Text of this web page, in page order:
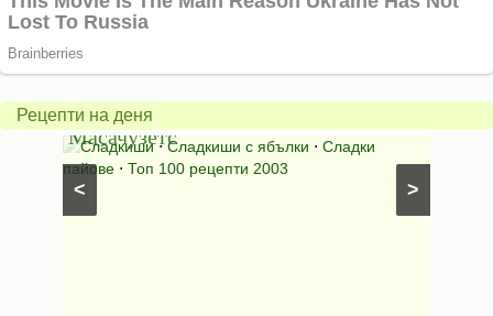
Рецепти на деня
>
<
Американски
ябълков
пай
от
Масачузетс
Сладкиши⋅Сладкиши с ябълки ⋅ Сладки
пайове ⋅ Топ 100 рецепти 2003
питка
на
мама